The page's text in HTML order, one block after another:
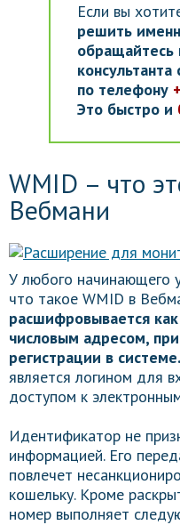
Если вы
решить
по телефону
Это быстро и
WMID – что
Вебмани
У любого начинающего
что такое WMID в
расшифровывается
числовым адресом,
регистрации в системе.
является логином для
доступом к
Идентификатор не
информацией. Его
повлечет
кошельку. Кроме
номер выполняет